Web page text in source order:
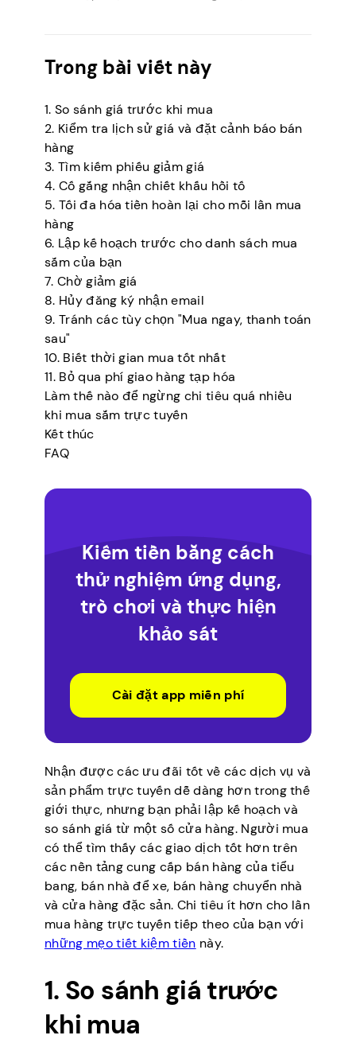
Trong bài viết này
1. So sánh giá trước khi mua
2. Kiểm tra lịch sử giá và đặt cảnh báo bán
hàng
3. Tìm kiếm phiếu giảm giá
4. Cố gắng nhận chiết khấu hồi tố
5. Tối đa hóa tiền hoàn lại cho mỗi lần mua
hàng
6. Lập kế hoạch trước cho danh sách mua
sắm của bạn
7. Chờ giảm giá
8. Hủy đăng ký nhận email
9. Tránh các tùy chọn "Mua ngay, thanh toán
sau"
10. Biết thời gian mua tốt nhất
11. Bỏ qua phí giao hàng tạp hóa
Làm thế nào để ngừng chi tiêu quá nhiều
khi mua sắm trực tuyến
Kết thúc
FAQ
Kiếm tiền bằng cách
thử nghiệm ứng dụng,
trò chơi và thực hiện
khảo sát
Cài đặt app miễn phí
Nhận được các ưu đãi tốt về các dịch vụ và
sản phẩm trực tuyến dễ dàng hơn trong thế
giới thực, nhưng bạn phải lập kế hoạch và
so sánh giá từ một số cửa hàng. Người mua
có thể tìm thấy các giao dịch tốt hơn trên
các nền tảng cung cấp bán hàng của tiểu
bang, bán nhà để xe, bán hàng chuyển nhà
và cửa hàng đặc sản. Chi tiêu ít hơn cho lần
mua hàng trực tuyến tiếp theo của bạn với
những mẹo tiết kiệm tiền này.
1. So sánh giá trước
khi mua